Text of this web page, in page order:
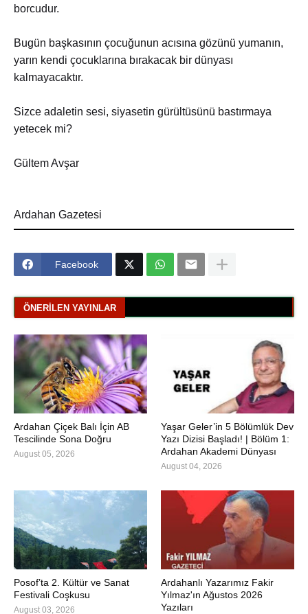
borcudur.
Bugün başkasının çocuğunun acısına gözünü yumanın,
yarın kendi çocuklarına bırakacak bir dünyası
kalmayacaktır.
Sizce adaletin sesi, siyasetin gürültüsünü bastırmaya
yetecek mi?
Gültem Avşar
Ardahan Gazetesi
Facebook
ÖNERILEN YAYINLAR
Ardahan Çiçek Balı İçin AB
Tescilinde Sona Doğru
August 05, 2026
Yaşar Geler’in 5 Bölümlük Dev
Yazı Dizisi Başladı! | Bölüm 1:
Ardahan Akademi Dünyası
August 04, 2026
Posof’ta 2. Kültür ve Sanat
Festivali Coşkusu
August 03, 2026
Ardahanlı Yazarımız Fakir
Yılmaz'ın Ağustos 2026
Yazıları